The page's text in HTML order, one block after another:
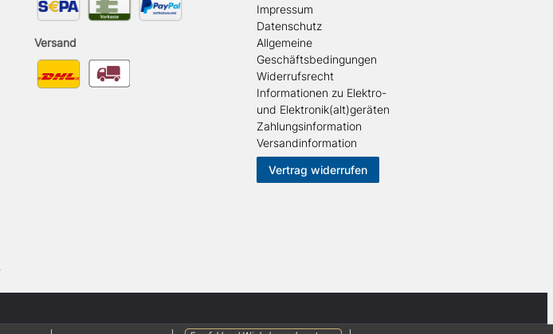
Versand
Impressum
Datenschutz
Allgemeine
Geschäftsbedingungen
Widerrufsrecht
Informationen zu Elektro-
und Elektronik(alt)geräten
Zahlungsinformation
Versandinformation
Vertrag widerrufen